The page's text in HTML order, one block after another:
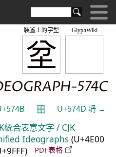
GlyphWiki
坌
裝置上的字型
574C
𝄜 U+574D 坍 →
統合表意文字 / CJK
Ideographs (U+4E00
PDF表格